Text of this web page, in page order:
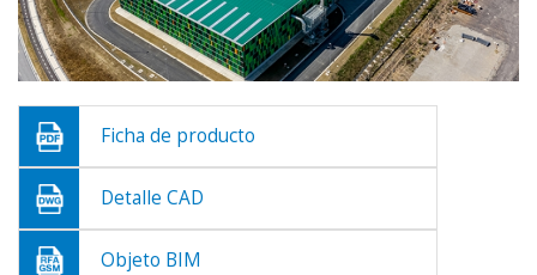
Ficha de producto
Detalle CAD
Objeto BIM